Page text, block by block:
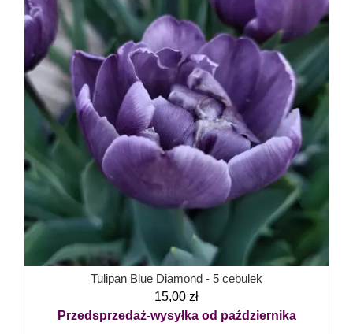
Tulipan Blue Diamond - 5 cebulek
15,00 zł
Przedsprzedaż-wysyłka od października